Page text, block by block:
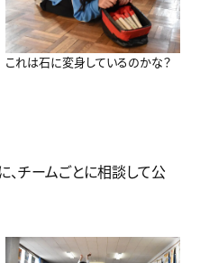
これは石に変身しているのかな？
チームごとに相談して公